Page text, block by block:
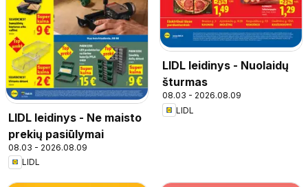
LIDL leidinys - Ne maisto
prekių pasiūlymai
08.03 - 2026.08.09
LIDL
LIDL leidinys - Nuolaidų
šturmas
08.03 - 2026.08.09
LIDL